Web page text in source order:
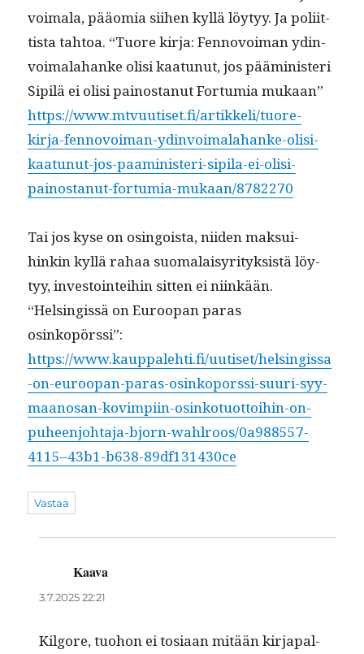
voimala, pääo­mia siihen kyl­lä löy­tyy. Ja poli­it­
tista tah­toa. “Tuore kir­ja: Fen­novoiman ydin­
voimala­hanke olisi kaatunut, jos päämin­is­teri
Sip­ilä ei olisi pain­os­tanut For­tu­mia mukaan”
https://www.mtvuutiset.fi/artikkeli/tuore-
kirja-fennovoiman-ydinvoimalahanke-olisi-
kaatunut-jos-paaministeri-sipila-ei-olisi-
painostanut-fortumia-mukaan/8782270
Tai jos kyse on osin­go­ista, niiden mak­sui­
hinkin kyl­lä rahaa suo­ma­laisyri­tyk­sistä löy­
tyy, investoin­tei­hin sit­ten ei niinkään.
“Helsingis­sä on Euroopan paras
osinkopörssi”:
https://www.kauppalehti.fi/uutiset/helsingissa
-on-euroopan-paras-osinkoporssi-suuri-syy-
maanosan-kovimpiin-osinkotuottoihin-on-
puheenjohtaja-bjorn-wahlroos/0a988557-
4115–43b1-b638-89df131430ce
Vastaa
Kaava
3.7.2025 22:21
Kil­go­re, tuo­hon ei tosi­aan mitään kir­japal­